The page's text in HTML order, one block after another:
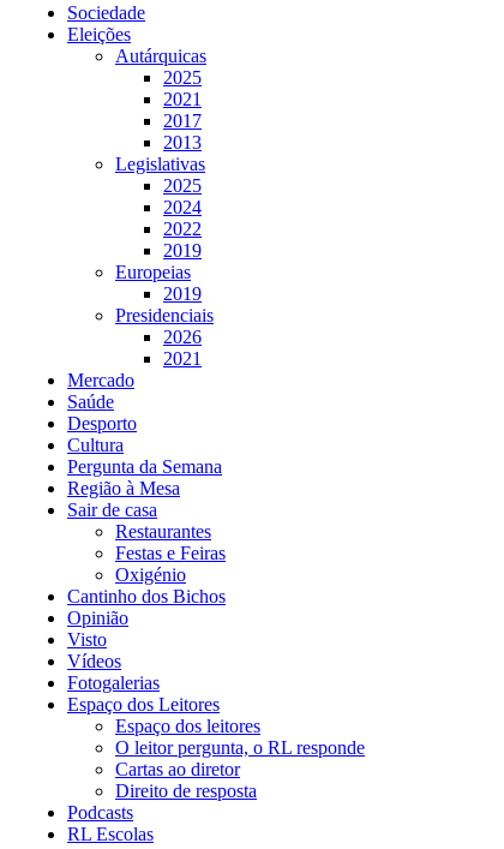
Sociedade
Eleições
Autárquicas
2025
2021
2017
2013
Legislativas
2025
2024
2022
2019
Europeias
2019
Presidenciais
2026
2021
Mercado
Saúde
Desporto
Cultura
Pergunta da Semana
Região à Mesa
Sair de casa
Restaurantes
Festas e Feiras
Oxigénio
Cantinho dos Bichos
Opinião
Visto
Vídeos
Fotogalerias
Espaço dos Leitores
Espaço dos leitores
O leitor pergunta, o RL responde
Cartas ao diretor
Direito de resposta
Podcasts
RL Escolas